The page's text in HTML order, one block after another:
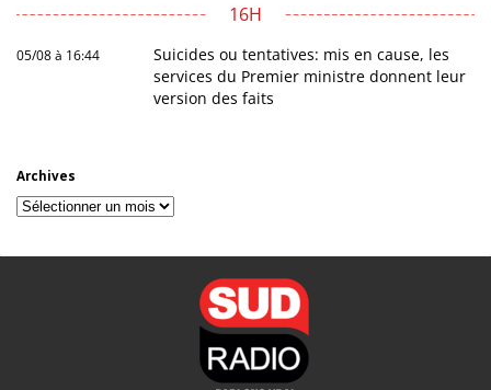
16H
05/08 à 16:44
Suicides ou tentatives: mis en cause, les
services du Premier ministre donnent leur
version des faits
Archives
Archives